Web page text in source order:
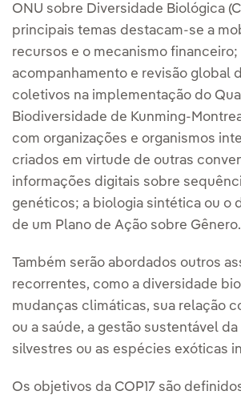
ONU sobre Diversidade Biológica
principais temas destacam-se a
recursos e o mecanismo
acompanhamento e revisão global
coletivos na implementação do
Biodiversidade de Kunming-
com organizações e organismos
criados em virtude de outras
informações digitais sobre
genéticos; a biologia sintética ou o
de um Plano de Ação sobre Gênero.
Também serão abordados outros
recorrentes, como a diversidade
mudanças climáticas, sua relação
ou a saúde, a gestão sustentável
silvestres ou as espécies exóticas
Os objetivos da COP17 são